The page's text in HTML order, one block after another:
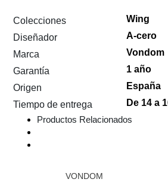
Colecciones
Wing
Diseñador
A-cero
Marca
Vondom
Garantía
1 año
Origen
España
Tiempo de entrega
De 14 a
Productos Relacionados
VONDOM